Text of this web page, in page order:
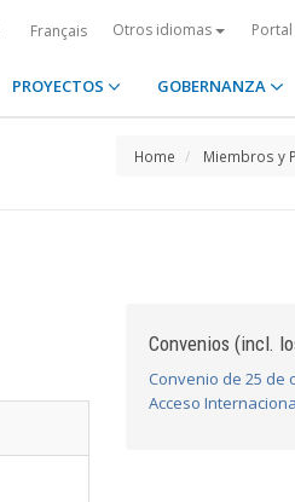
Français Otros idiomas
PROYECTOS GOBERNANZA
Home Miembros y
Convenios (incl.
Convenio de 25 de
Acceso